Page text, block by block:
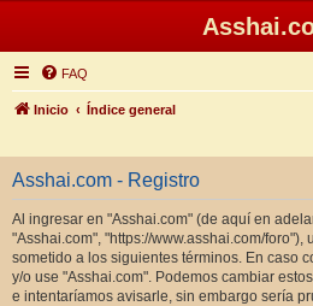
FAQ
Inicio Índice general
Asshai.com - Registro
Al ingresar en "Asshai.com" (de aquí en
"Asshai.com", "https://www.asshai.com/
sometido a los siguientes términos. En caso
y/o use "Asshai.com". Podemos cambiar
e intentaríamos avisarle, sin embargo sería